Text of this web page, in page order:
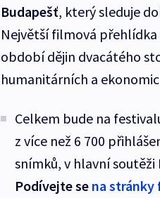
Budapešť, který sleduje
Největší filmová
období dějin dvacátého
humanitárních a
Celkem bude na
z více než 6 700
snímků, v hlavní
Podívejte se na stránky